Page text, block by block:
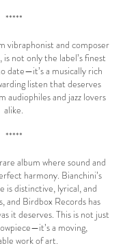
*****
vibraphonist and composer
not only the label’s finest
date—it’s a musically rich
listen that deserves
audiophiles and jazz lovers
alike.
*****
album where sound and
harmony. Bianchini’s
is distinctive, lyrical, and
and Birdbox Records has
it deserves. This is not just
a moving,
work of art.